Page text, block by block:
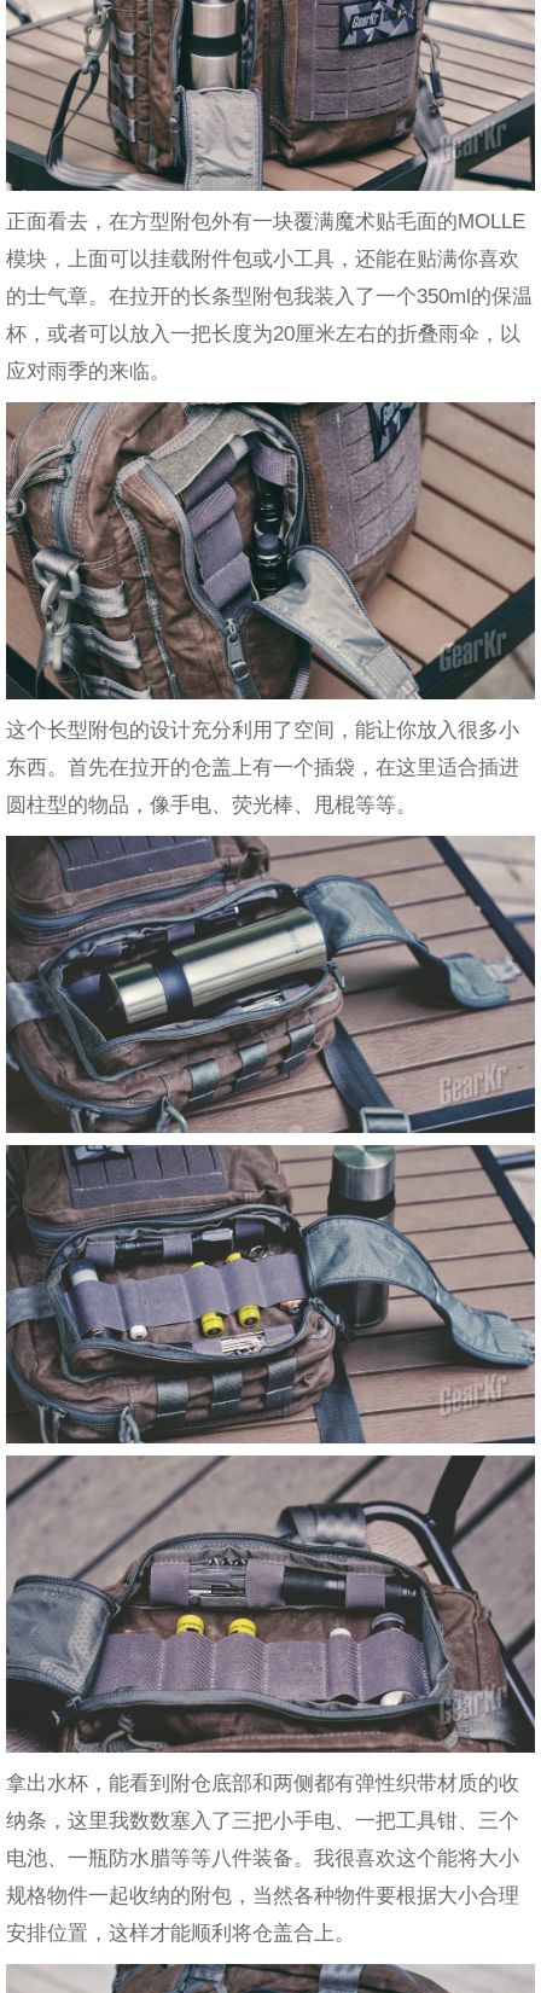
正面看去，在方型附包外有一块覆满魔术贴毛面的MOLLE
模块，上面可以挂载附件包或小工具，还能在贴满你喜欢
的士气章。在拉开的长条型附包我装入了一个350ml的保温
杯，或者可以放入一把长度为20厘米左右的折叠雨伞，以
应对雨季的来临。
这个长型附包的设计充分利用了空间，能让你放入很多小
东西。首先在拉开的仓盖上有一个插袋，在这里适合插进
圆柱型的物品，像手电、荧光棒、甩棍等等。
拿出水杯，能看到附仓底部和两侧都有弹性织带材质的收
纳条，这里我数数塞入了三把小手电、一把工具钳、三个
电池、一瓶防水腊等等八件装备。我很喜欢这个能将大小
规格物件一起收纳的附包，当然各种物件要根据大小合理
安排位置，这样才能顺利将仓盖合上。